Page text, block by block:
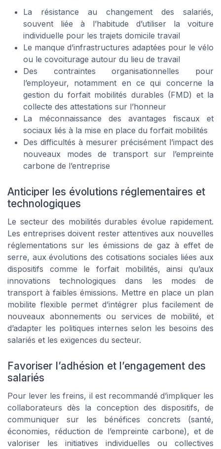
La résistance au changement des salariés,
souvent liée à l’habitude d’utiliser la voiture
individuelle pour les trajets domicile travail
Le manque d’infrastructures adaptées pour le vélo
ou le covoiturage autour du lieu de travail
Des contraintes organisationnelles pour
l’employeur, notamment en ce qui concerne la
gestion du forfait mobilités durables (FMD) et la
collecte des attestations sur l’honneur
La méconnaissance des avantages fiscaux et
sociaux liés à la mise en place du forfait mobilités
Des difficultés à mesurer précisément l’impact des
nouveaux modes de transport sur l’empreinte
carbone de l’entreprise
Anticiper les évolutions réglementaires et
technologiques
Le secteur des mobilités durables évolue rapidement.
Les entreprises doivent rester attentives aux nouvelles
réglementations sur les émissions de gaz à effet de
serre, aux évolutions des cotisations sociales liées aux
dispositifs comme le forfait mobilités, ainsi qu’aux
innovations technologiques dans les modes de
transport à faibles émissions. Mettre en place un plan
mobilite flexible permet d’intégrer plus facilement de
nouveaux abonnements ou services de mobilité, et
d’adapter les politiques internes selon les besoins des
salariés et les exigences du secteur.
Favoriser l’adhésion et l’engagement des
salariés
Pour lever les freins, il est recommandé d’impliquer les
collaborateurs dès la conception des dispositifs, de
communiquer sur les bénéfices concrets (santé,
économies, réduction de l’empreinte carbone), et de
valoriser les initiatives individuelles ou collectives